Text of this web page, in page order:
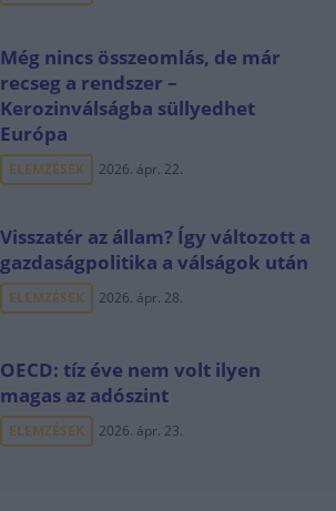
Még nincs összeomlás, de már
recseg a rendszer –
Kerozinválságba süllyedhet
Európa
ELEMZÉSEK 2026. ápr. 22.
Visszatér az állam? Így változott a
gazdaságpolitika a válságok után
ELEMZÉSEK 2026. ápr. 28.
OECD: tíz éve nem volt ilyen
magas az adószint
ELEMZÉSEK 2026. ápr. 23.